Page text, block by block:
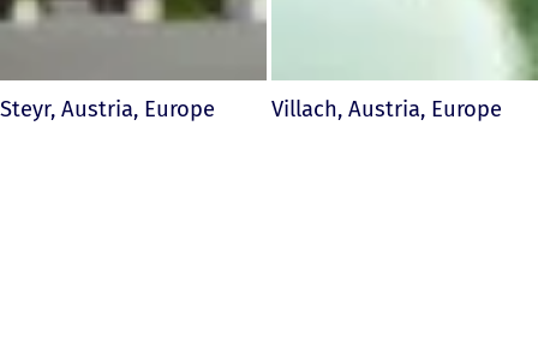
Steyr, Austria, Europe Villach, Austria, Europe